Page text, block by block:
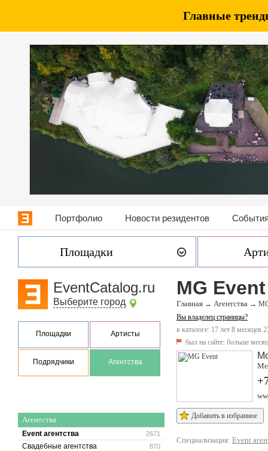
Главные
Портфолио Новости резидентов
Площадки
EventCatalog.ru
Выберите город
Площадки Артисты
Подрядчики Агентства
Агентства
2671
Event агентства
870
Свадебные агентства
MG Event
Главная → Агентства →
Вы владелец страницы?
в каталоге: 17 лет 8 месяцев
был на сайте: больше
Добавить в избранное
Специализация: Event